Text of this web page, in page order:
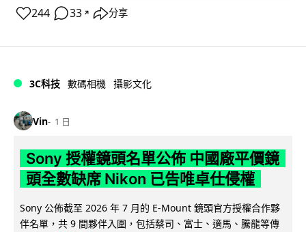
244 33 ↗ 分享
3C科技 數碼相機 攝影文化
Vin 1 日
Sony 授權鏡頭名單公佈 中國廠平價鏡
頭全數缺席 Nikon 已告唯卓仕侵權
Sony 公佈截至 2026 年 7 月的 E-Mount 鏡頭官方授權合作夥
伴名單，共 9 間夥伴入圍，包括蔡司、富士、適馬、騰龍等傳